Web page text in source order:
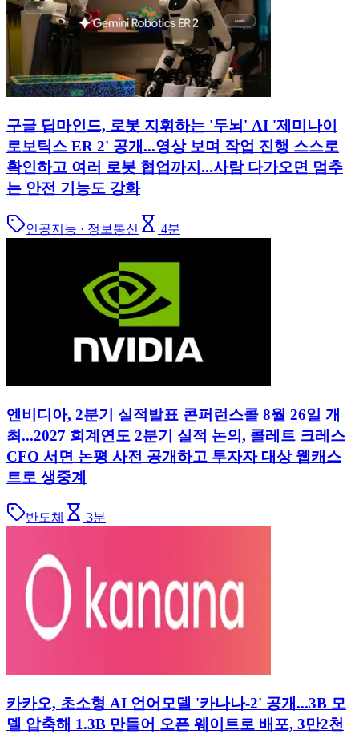
구글 딥마인드, 로봇 지휘하는 '두뇌' AI '제미나이
로보틱스 ER 2' 공개...영상 보며 작업 진행 스스로
확인하고 여러 로봇 협업까지...사람 다가오면 멈추
는 안전 기능도 강화
인공지능 · 정보통신 4분
엔비디아, 2분기 실적발표 콘퍼런스콜 8월 26일 개
최...2027 회계연도 2분기 실적 논의, 콜레트 크레스
CFO 서면 논평 사전 공개하고 투자자 대상 웹캐스
트로 생중계
반도체 3분
카카오, 초소형 AI 언어모델 '카나나-2' 공개...3B 모
델 압축해 1.3B 만들어 오픈 웨이트로 배포, 3만2천